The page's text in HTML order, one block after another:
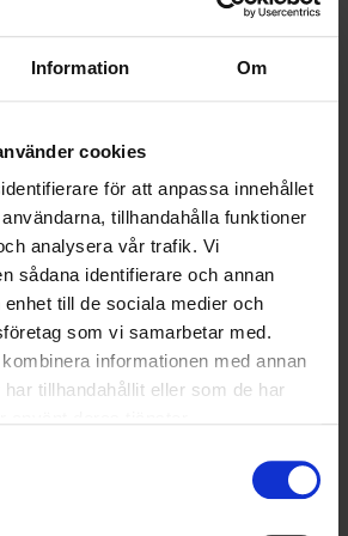
Information Om
cookies
för att anpassa innehållet
tillhandahålla funktioner
analysera vår trafik. Vi
sådana identifierare och annan
till de sociala medier och
som vi samarbetar med.
informationen med annan
tillhandahållit eller som de har
ramavtal med Tyresö Kommun
mark i Skaraborg - vinner
i sex kommuner
4